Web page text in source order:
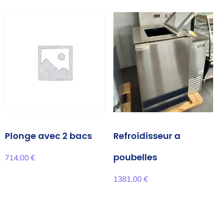
Plonge avec 2 bacs
714,00€
Refroidisseur a
poubelles
1381,00€